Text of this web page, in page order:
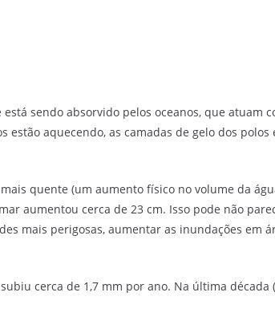
sendo absorvido pelos oceanos, que atuam
aquecendo, as camadas de gelo dos polos
quente (um aumento físico no volume da
aumentou cerca de 23 cm. Isso pode não
mais perigosas, aumentar as inundações em
cerca de 1,7 mm por ano. Na última década